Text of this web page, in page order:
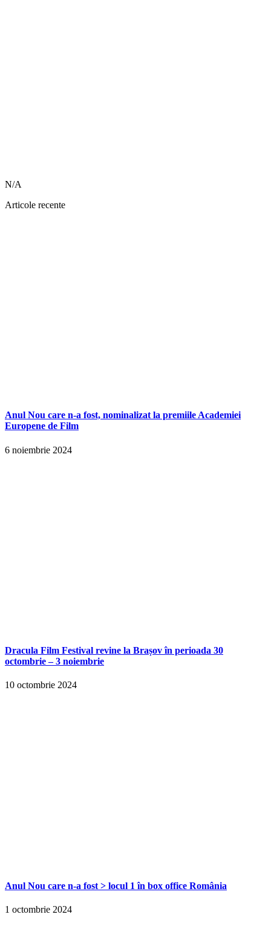
N/A
Articole recente
Anul Nou care n-a fost, nominalizat la premiile Academiei
Europene de Film
6 noiembrie 2024
Dracula Film Festival revine la Brașov în perioada 30
octombrie – 3 noiembrie
10 octombrie 2024
Anul Nou care n-a fost > locul 1 în box office România
1 octombrie 2024